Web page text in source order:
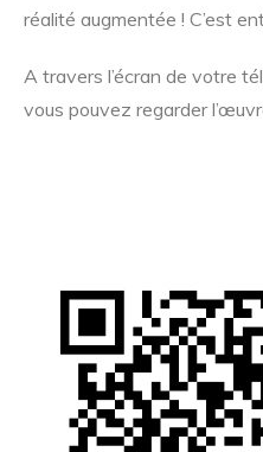
réalité augmentée ! C’est
A travers l’écran de votre
vous pouvez regarder